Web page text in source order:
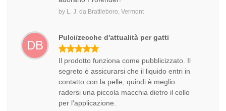
by L. J. da Brattleboro, Vermont
DB
Pulci/zecche d'attualità per gatti
Il prodotto funziona come pubblicizzato. Il
segreto è assicurarsi che il liquido entri in
contatto con la pelle, quindi è meglio
radersi una piccola macchia dietro il collo
per l'applicazione.